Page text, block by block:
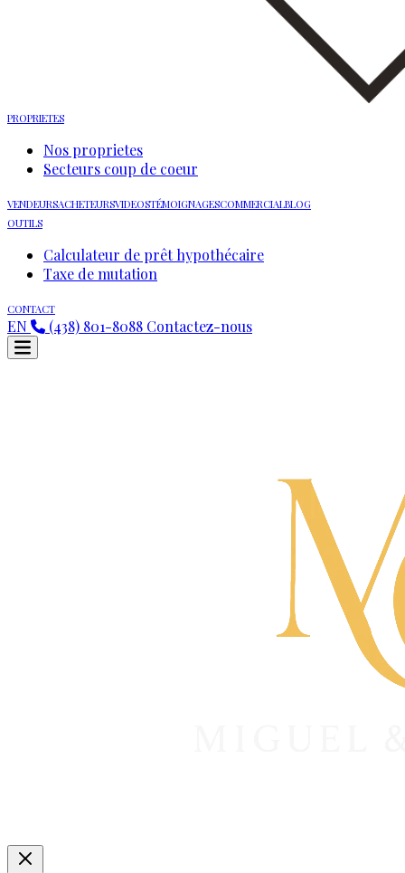
PROPRIETES
Nos proprietes
Secteurs coup de coeur
VENDEURSACHETEURSVIDEOSTÉMOIGNAGESCOMMERCIALBLOG
OUTILS
Calculateur de prêt hypothécaire
Taxe de mutation
CONTACT
EN (438) 801-8088 Contactez-nous